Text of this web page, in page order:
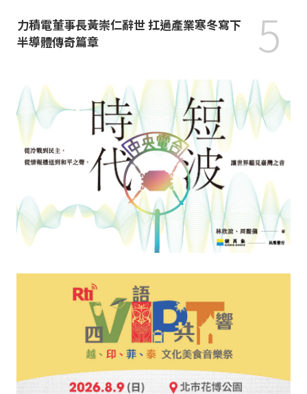
力積電董事長黃崇仁辭世 扛過產業寒冬寫下
半導體傳奇篇章
5